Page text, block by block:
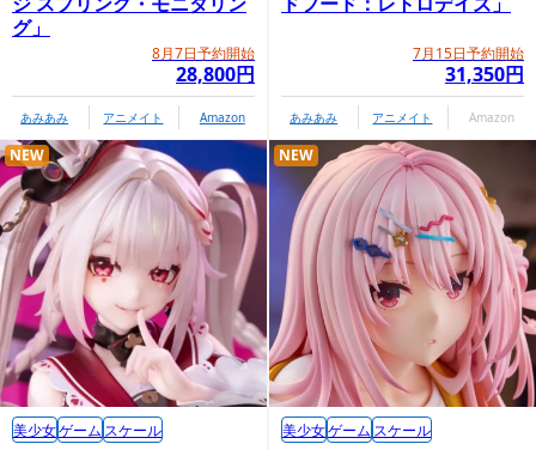
グ」
8月7日予約開始
28,800円
あみあみ アニメイト Amazon
7月15日予約開始
31,350円
あみあみ アニメイト Amazon
NEW
美少女ゲーム スケール
NEW
美少女ゲーム スケール